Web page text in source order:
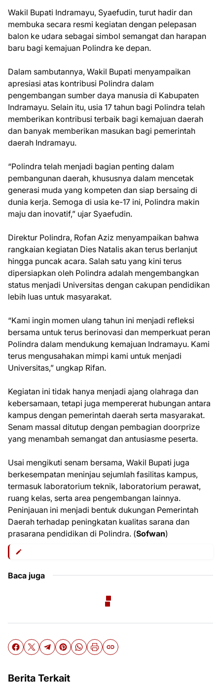
Wakil Bupati Indramayu, Syaefudin, turut hadir dan
membuka secara resmi kegiatan dengan pelepasan
balon ke udara sebagai simbol semangat dan harapan
baru bagi kemajuan Polindra ke depan.
Dalam sambutannya, Wakil Bupati menyampaikan
apresiasi atas kontribusi Polindra dalam
pengembangan sumber daya manusia di Kabupaten
Indramayu. Selain itu, usia 17 tahun bagi Polindra telah
memberikan kontribusi terbaik bagi kemajuan daerah
dan banyak memberikan masukan bagi pemerintah
daerah Indramayu.
“Polindra telah menjadi bagian penting dalam
pembangunan daerah, khususnya dalam mencetak
generasi muda yang kompeten dan siap bersaing di
dunia kerja. Semoga di usia ke-17 ini, Polindra makin
maju dan inovatif,” ujar Syaefudin.
Direktur Polindra, Rofan Aziz menyampaikan bahwa
rangkaian kegiatan Dies Natalis akan terus berlanjut
hingga puncak acara. Salah satu yang kini terus
dipersiapkan oleh Polindra adalah mengembangkan
status menjadi Universitas dengan cakupan pendidikan
lebih luas untuk masyarakat.
“Kami ingin momen ulang tahun ini menjadi refleksi
bersama untuk terus berinovasi dan memperkuat peran
Polindra dalam mendukung kemajuan Indramayu. Kami
terus mengusahakan mimpi kami untuk menjadi
Universitas,” ungkap Rifan.
Kegiatan ini tidak hanya menjadi ajang olahraga dan
kebersamaan, tetapi juga mempererat hubungan antara
kampus dengan pemerintah daerah serta masyarakat.
Senam massal ditutup dengan pembagian doorprize
yang menambah semangat dan antusiasme peserta.
Usai mengikuti senam bersama, Wakil Bupati juga
berkesempatan meninjau sejumlah fasilitas kampus,
termasuk laboratorium teknik, laboratorium perawat,
ruang kelas, serta area pengembangan lainnya.
Peninjauan ini menjadi bentuk dukungan Pemerintah
Daerah terhadap peningkatan kualitas sarana dan
prasarana pendidikan di Polindra. (Sofwan)
Baca juga
Berita Terkait